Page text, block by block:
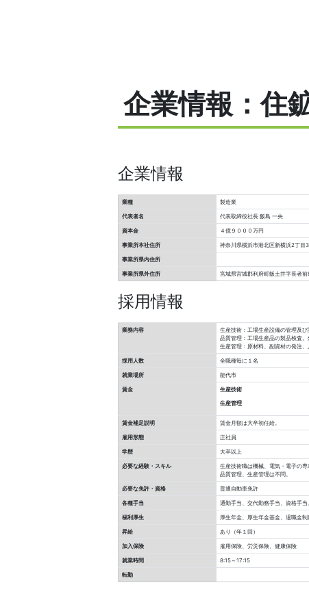
企業情報：住
企業情報
業種 製造業
代表者名 代表取締役社長 飯島 一央
資本金 ４億９０００万円
事業所本社住所 神奈川県横浜市港北区新横浜2丁目
事業所県内住所
事業所県外住所 宮城県宮城郡利府町飯土井字長者
採用情報
業務内容
生産技術：工場生産設備の管理及び
品質管理：工場生産品の製品検査
生産管理：原材料、副資材の発注、
採用人数 全職種毎に１名
就業場所 能代市
賃金 生産技術
生産管理
賃金補足説明 賃金月額は大卒初任給。
雇用形態 正社員
学歴 大卒以上
必要な経験・スキル
生産技術職は機械、電気・電子の専
品質管理、生産管理は不問。
必要な免許・資格 普通自動車免許
各種手当 通勤手当、交代勤務手当、資格手当
福利厚生 厚生年金、厚生年金基金、退職金制
昇給 あり（年１回）
加入保険 雇用保険、労災保険、健康保険
就業時間 8:15～17:15
転勤